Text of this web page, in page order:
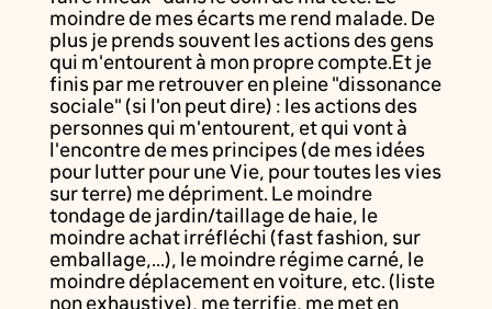
moindre de mes écarts me rend malade. De
plus je prends souvent les actions des gens
qui m'entourent à mon propre compte.Et je
finis par me retrouver en pleine "dissonance
sociale" (si l'on peut dire) : les actions des
personnes qui m'entourent, et qui vont à
l'encontre de mes principes (de mes idées
pour lutter pour une Vie, pour toutes les vies
sur terre) me dépriment. Le moindre
tondage de jardin/taillage de haie, le
moindre achat irréfléchi (fast fashion, sur
emballage,...), le moindre régime carné, le
moindre déplacement en voiture, etc. (liste
non exhaustive), me terrifie, me met en